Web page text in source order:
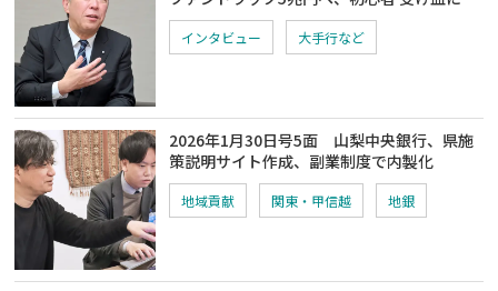
インタビュー 大手行など
2026年1月30日号5面 山梨中央銀行、県施
策説明サイト作成、副業制度で内製化
地域貢献 関東・甲信越 地銀